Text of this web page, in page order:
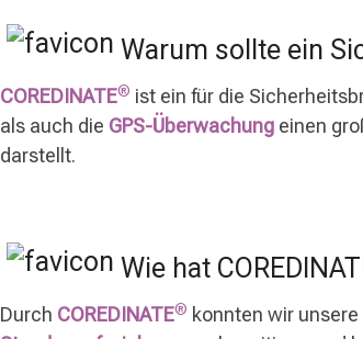
Warum sollte ein
COREDINATE® ist ein für die
als auch die GPS-Überwachung einen
darstellt.
Wie hat
Durch COREDINATE® konnten wir